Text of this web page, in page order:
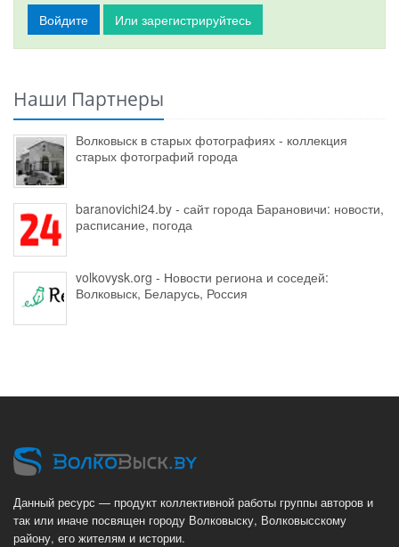
Войдите Или зарегистрируйтесь
Наши Партнеры
Волковыск в старых фотографиях - коллекция
старых фотографий города
baranovichi24.by - сайт города Барановичи: новости,
расписание, погода
volkovysk.org - Новости региона и соседей:
Волковыск, Беларусь, Россия
Данный ресурс — продукт коллективной работы группы авторов и
так или иначе посвящен городу Волковыску, Волковысскому
району, его жителям и истории.